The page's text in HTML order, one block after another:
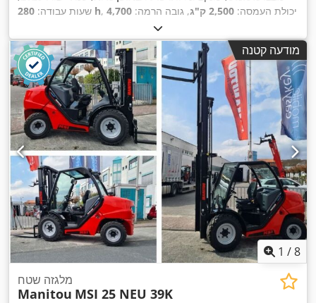
שעות עבודה: 280 h , יכולת העמסה: 2,500 ק"ג , גובה הרמה: 4,700
1,410 מ"מ
טריפלקס, גובה בנייה:2,440 מ"מ , כוח:37 קילוואט (50.31 כ"ס)
,
אורך המזלג:
1,200 מ"מ , משקל עצמי:3,562 ק"ג
, אורך כולל:
2,950 מ"מ, סוג הנעה:Diesel , רוחב בנייה:1,450 מ"מ ,
מודעה קטנה
1 /8
מלגזה שטח
Manitou MSI 25 NEU 39K